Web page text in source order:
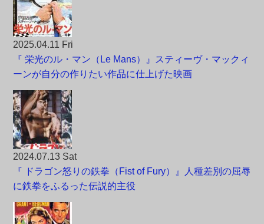
2025.04.11 Fri
『 栄光のル・マン（Le Mans）』スティーヴ・マックィ
ーンが自分の作りたい作品に仕上げた映画
2024.07.13 Sat
『 ドラゴン怒りの鉄拳（Fist of Fury）』人種差別の屈辱
に鉄拳をふるった伝説的主役